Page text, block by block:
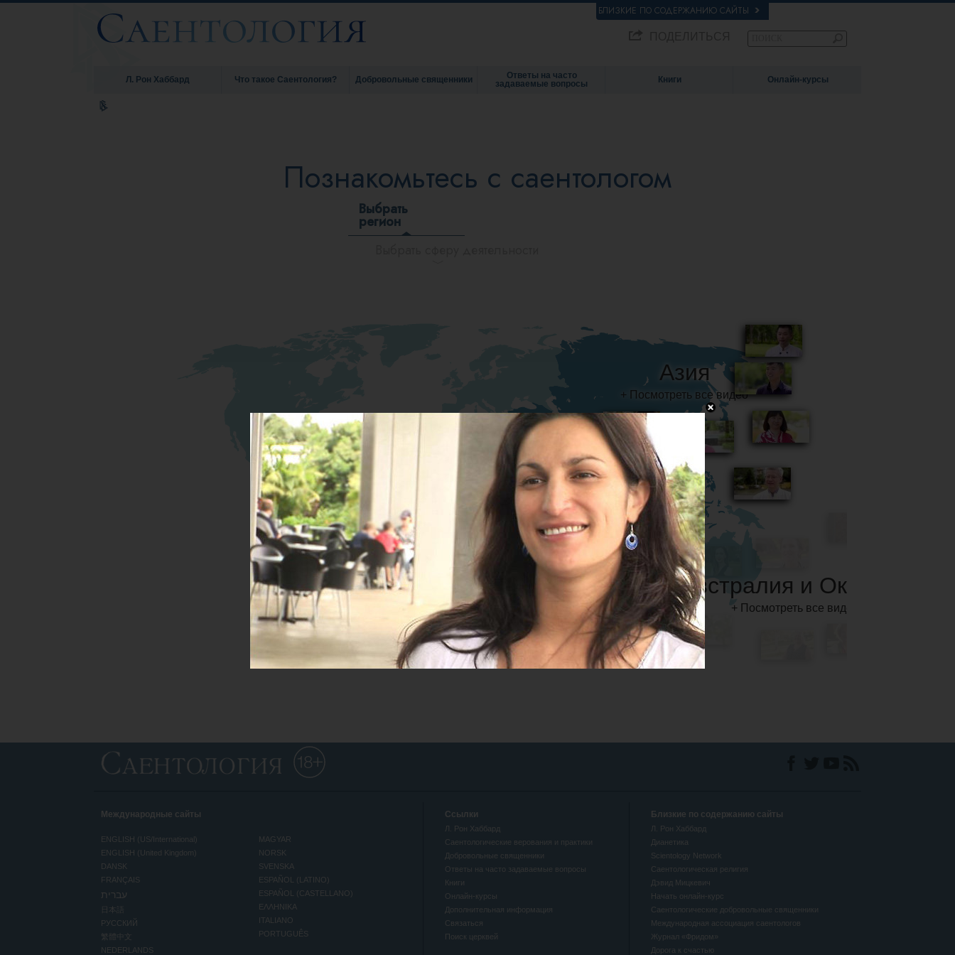
БЛИЗКИЕ ПО СОДЕРЖАНИЮ САЙТЫ
Л. Рон Хаббард Что такое Саентология? Добровольные священники
Ответы на часто
задаваемые вопросы
Книги Онлайн-курсы
Познакомьтесь с саентологом
Выбрать
регион
Австралия и Океания
+ Посмотреть все видео
Международные сайты
ENGLISH (US/International)
ENGLISH (United Kingdom)
DANSK
FRANÇAIS
עברית
日本語
РУССКИЙ
繁體中文
NEDERLANDS
MAGYAR
NORSK
SVENSKA
ESPAÑOL (LATINO)
ESPAÑOL (CASTELLANO)
ΕΛΛΗΝΙΚA
ITALIANO
PORTUGUÊS
Ссылки
Л. Рон Хаббард
Саентологические верования и практики
Добровольные священники
Ответы на часто задаваемые вопросы
Книги
Онлайн-курсы
Дополнительная информация
Связаться
Поиск церквей
Близкие по содержанию сайты
Л. Рон Хаббард
Дианетика
Scientology Network
Саентологическая религия
Дэвид Мицкевич
Начать онлайн-курс
Саентологические добровольные священники
Международная ассоциация саентологов
Журнал «Фридом»
Дорога к счастью